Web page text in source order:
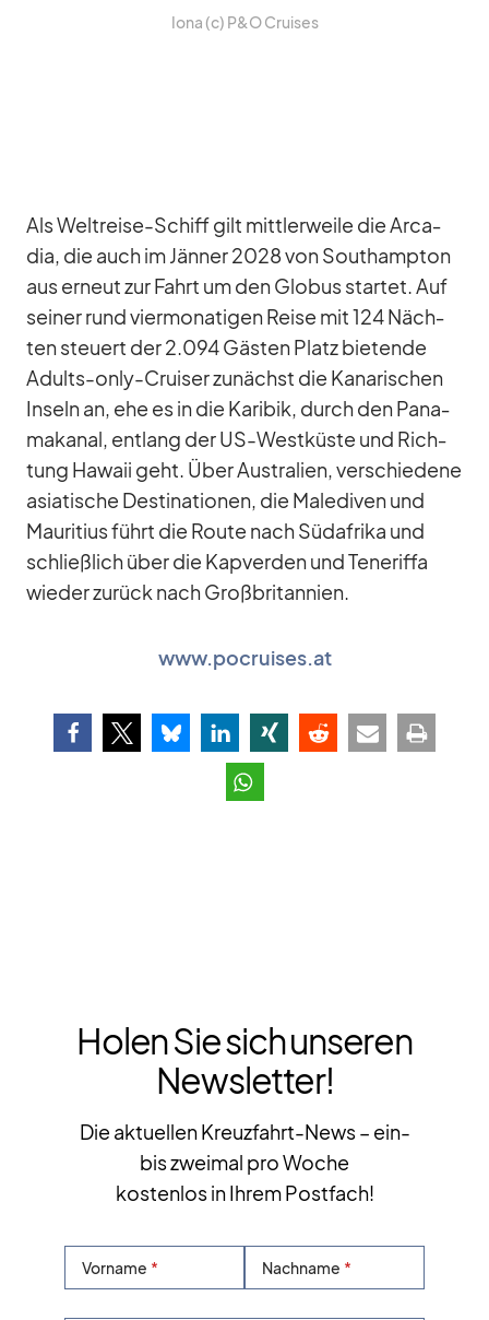
Iona (c) P&O Crui­ses
Als Welt­reise-Schiff gilt mitt­ler­weile die Ar­ca­
dia, die auch im Jän­ner 2028 von Sout­hamp­ton
aus er­neut zur Fahrt um den Glo­bus star­tet. Auf
sei­ner rund vier­mo­na­ti­gen Reise mit 124 Näch­
ten steu­ert der 2.094 Gäs­ten Platz bie­tende
Adults-only-Crui­ser zu­nächst die Ka­na­ri­schen
In­seln an, ehe es in die Ka­ri­bik, durch den Pa­na­
ma­ka­nal, ent­lang der US-West­küste und Rich­
tung Ha­waii geht. Über Aus­tra­lien, ver­schie­dene
asia­ti­sche De­sti­na­tio­nen, die Ma­le­di­ven und
Mau­ri­tius führt die Route nach Süd­afrika und
schließ­lich über die Kap­ver­den und Te­ne­riffa
wie­der zu­rück nach Groß­bri­tan­nien.
www.pocruises.at
Holen Sie sich unseren
Newsletter!
Die aktuellen Kreuzfahrt-News – ein-
bis zweimal pro Woche
kostenlos in Ihrem Postfach!
Vorname Nachname